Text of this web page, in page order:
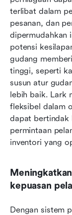
terlibat dalam
pesanan, dan
dipermudahkan
potensi
gudang
tinggi, seperti
susun atur
lebih baik. Lark
fleksibel dalam
dapat bertindak
permintaan
inventori yang
kepuasan
Dengan sistem